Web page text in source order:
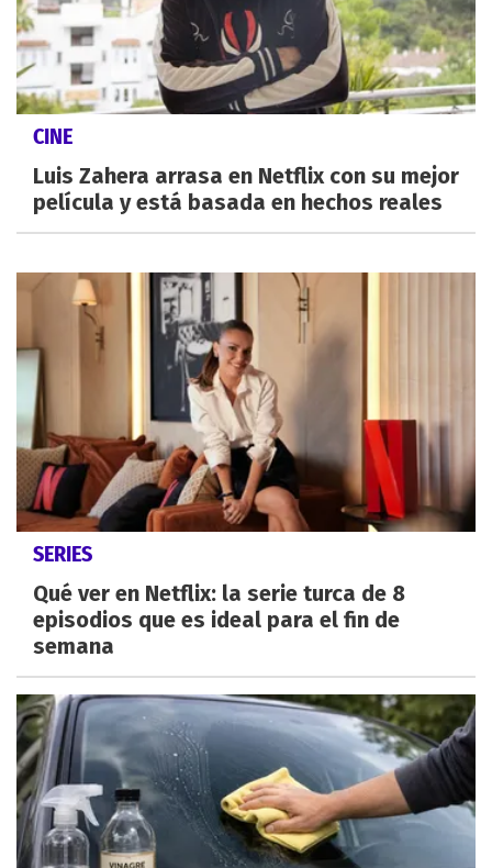
CINE
Luis Zahera arrasa en Netflix con su mejor
película y está basada en hechos reales
SERIES
Qué ver en Netflix: la serie turca de 8
episodios que es ideal para el fin de
semana